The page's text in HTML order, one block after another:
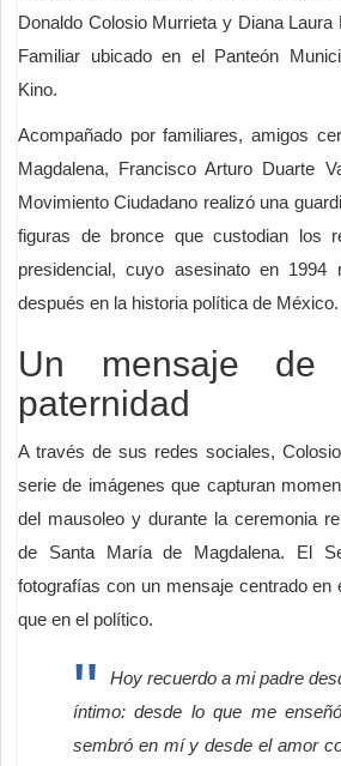
Donaldo Colosio Murrieta y Diana
Familiar ubicado en el Panteón
Kino.
Acompañado por familiares, amigos
Magdalena, Francisco Arturo Duarte
Movimiento Ciudadano realizó una
figuras de bronce que custodian los
presidencial, cuyo asesinato en
después en la historia política de México.
Un mensaje de
paternidad
A través de sus redes sociales,
serie de imágenes que capturan
del mausoleo y durante la ceremonia
de Santa María de Magdalena. El
fotografías con un mensaje centrado en
que en el político.
Hoy recuerdo a mi padre
íntimo: desde lo que me
sembró en mí y desde el amor